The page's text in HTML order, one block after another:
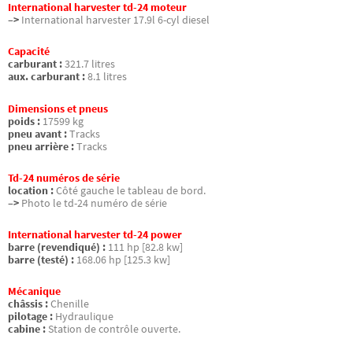
International harvester td-24 moteur
–> International harvester 17.9l 6-cyl diesel
Capacité
carburant :321.7 litres
aux. carburant :8.1 litres
Dimensions et pneus
poids : 17599 kg
pneu avant :Tracks
pneu arrière :Tracks
Td-24 numéros de série
location :Côté gauche le tableau de bord.
–> Photo le td-24 numéro de série
International harvester td-24 power
barre (revendiqué) : 111 hp [82.8 kw]
barre (testé) : 168.06 hp [125.3 kw]
Mécanique
châssis :Chenille
pilotage : Hydraulique
cabine : Station de contrôle ouverte.